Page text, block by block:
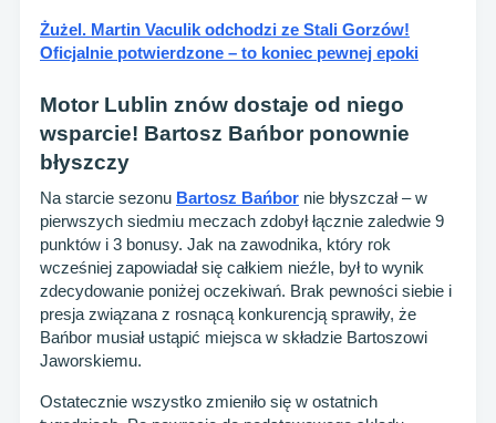
Żużel. Martin Vaculik odchodzi ze Stali Gorzów!
Oficjalnie potwierdzone – to koniec pewnej epoki
Motor Lublin znów dostaje od niego
wsparcie! Bartosz Bańbor ponownie
błyszczy
Na starcie sezonu Bartosz Bańbor nie błyszczał – w
pierwszych siedmiu meczach zdobył łącznie zaledwie 9
punktów i 3 bonusy. Jak na zawodnika, który rok
wcześniej zapowiadał się całkiem nieźle, był to wynik
zdecydowanie poniżej oczekiwań. Brak pewności siebie i
presja związana z rosnącą konkurencją sprawiły, że
Bańbor musiał ustąpić miejsca w składzie Bartoszowi
Jaworskiemu.
Ostatecznie wszystko zmieniło się w ostatnich